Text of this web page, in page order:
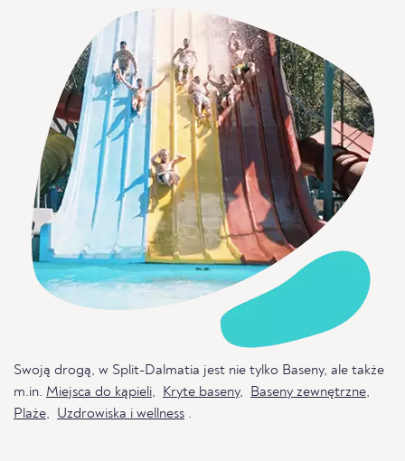
Swoją drogą, w Split-Dalmatia jest nie tylko Baseny, ale także
m.in. Miejsca do kąpieli, Kryte baseny, Baseny zewnętrzne,
Plaże, Uzdrowiska i wellness .